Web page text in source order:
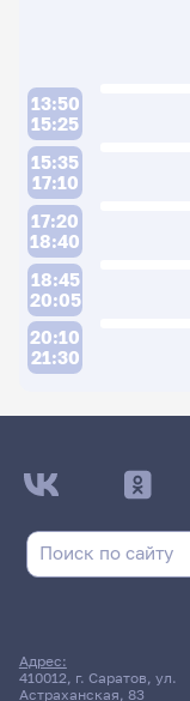
13:50
15:25
15:35
17:10
17:20
18:40
18:45
20:05
20:10
21:30
Зачет
Адрес:
410012, г. Саратов, ул.
Астраханская, 83